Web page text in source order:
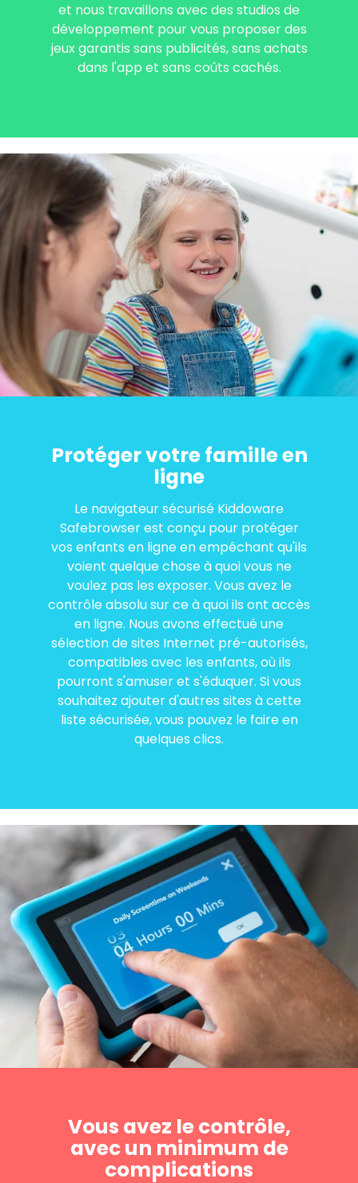
et nous travaillons avec des studios de
développement pour vous proposer des
jeux garantis sans publicités, sans achats
dans l'app et sans coûts cachés.
Protéger votre famille en
ligne
Le navigateur sécurisé Kiddoware
Safebrowser est conçu pour protéger
vos enfants en ligne en empêchant qu'ils
voient quelque chose à quoi vous ne
voulez pas les exposer. Vous avez le
contrôle absolu sur ce à quoi ils ont accès
en ligne. Nous avons effectué une
sélection de sites Internet pré-autorisés,
compatibles avec les enfants, où ils
pourront s'amuser et s'éduquer. Si vous
souhaitez ajouter d'autres sites à cette
liste sécurisée, vous pouvez le faire en
quelques clics.
Vous avez le contrôle,
avec un minimum de
complications